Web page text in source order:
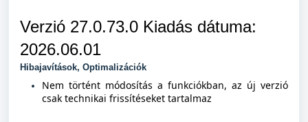
Verzió 27.0.73.0 Kiadás dátuma:
2026.06.01
Hibajavítások, Optimalizációk
Nem történt módosítás a funkciókban, az új verzió
csak technikai frissítéseket tartalmaz